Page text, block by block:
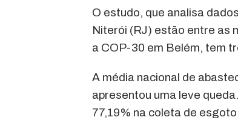
O estudo, que analisa
Niterói (RJ) estão entre as
a COP-30 em Belém, tem
A média nacional de
apresentou uma leve
77,19% na coleta de